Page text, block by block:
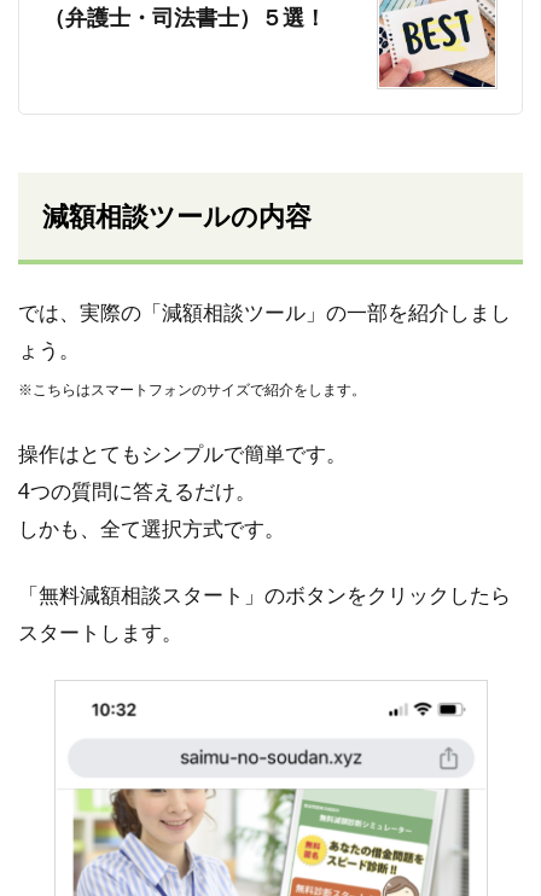
（弁護士・司法書士）５選！
減額相談ツールの内容
では、実際の「減額相談ツール」の一部を紹介しまし
ょう。
※こちらはスマートフォンのサイズで紹介をします。
操作はとてもシンプルで簡単です。
4つの質問に答えるだけ。
しかも、全て選択方式です。
「無料減額相談スタート」のボタンをクリックしたら
スタートします。